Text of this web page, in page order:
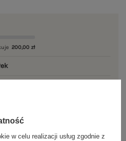
200,00 zł
w celu realizacji usług zgodnie z